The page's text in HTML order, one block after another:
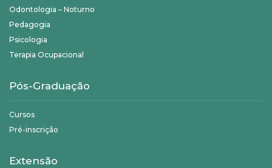
Odontologia – Noturno
Pedagogia
Psicologia
Terapia Ocupacional
Pós-Graduação
Cursos
Pré-inscrição
Extensão